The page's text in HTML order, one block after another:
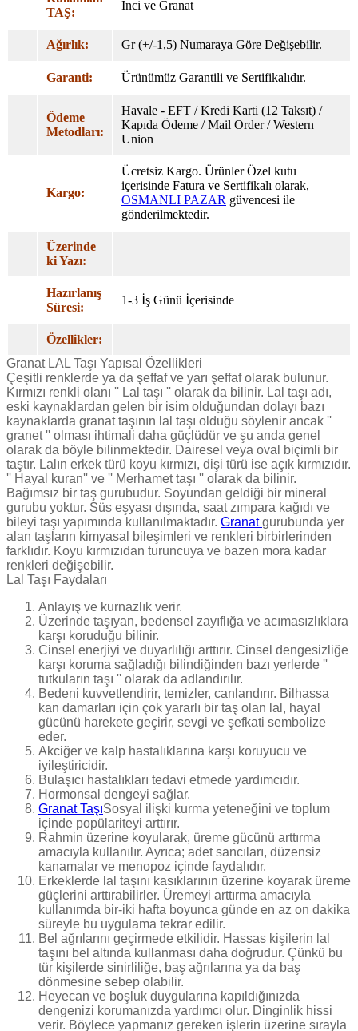
TAŞ:
İnci ve Granat
Ağırlık: Gr (+/-1,5) Numaraya Göre Değişebilir.
Garanti: Ürünümüz Garantili ve Sertifikalıdır.
Ödeme
Metodları:
Havale - EFT / Kredi Karti (12 Taksıt) /
Kapıda Ödeme / Mail Order / Western
Union
Kargo:
Ücretsiz Kargo. Ürünler Özel kutu
içerisinde Fatura ve Sertifikalı olarak,
OSMANLI PAZAR güvencesi ile
gönderilmektedir.
Üzerinde
ki Yazı:
Hazırlanış
Süresi:
1-3 İş Günü İçerisinde
Özellikler:
Granat LAL Taşı Yapısal Özellikleri
Çeşitli renklerde ya da şeffaf ve yarı şeffaf olarak bulunur.
Kırmızı renkli olanı '' Lal taşı '' olarak da bilinir. Lal taşı adı,
eski kaynaklardan gelen bir isim olduğundan dolayı bazı
kaynaklarda granat taşının lal taşı olduğu söylenir ancak ''
granet '' olması ihtimali daha güçlüdür ve şu anda genel
olarak da böyle bilinmektedir. Dairesel veya oval biçimli bir
taştır. Lalın erkek türü koyu kırmızı, dişi türü ise açık kırmızıdır.
'' Hayal kuran'' ve '' Merhamet taşı '' olarak da bilinir.
Bağımsız bir taş gurubudur. Soyundan geldiği bir mineral
gurubu yoktur. Süs eşyası dışında, saat zımpara kağıdı ve
bileyi taşı yapımında kullanılmaktadır. Granatgurubunda yer
alan taşların kimyasal bileşimleri ve renkleri birbirlerinden
farklıdır. Koyu kırmızıdan turuncuya ve bazen mora kadar
renkleri değişebilir.
Lal Taşı Faydaları
Anlayış ve kurnazlık verir.
Üzerinde taşıyan, bedensel zayıflığa ve acımasızlıklara
karşı koruduğu bilinir.
Cinsel enerjiyi ve duyarlılığı arttırır. Cinsel dengesizliğe
karşı koruma sağladığı bilindiğinden bazı yerlerde ''
tutkuların taşı '' olarak da adlandırılır.
Bedeni kuvvetlendirir, temizler, canlandırır. Bilhassa
kan damarları için çok yararlı bir taş olan lal, hayal
gücünü harekete geçirir, sevgi ve şefkati sembolize
eder.
Akciğer ve kalp hastalıklarına karşı koruyucu ve
iyileştiricidir.
Bulaşıcı hastalıkları tedavi etmede yardımcıdır.
Hormonsal dengeyi sağlar.
Granat TaşıSosyal ilişki kurma yeteneğini ve toplum
içinde popülariteyi arttırır.
Rahmin üzerine koyularak, üreme gücünü arttırma
amacıyla kullanılır. Ayrıca; adet sancıları, düzensiz
kanamalar ve menopoz içinde faydalıdır.
Erkeklerde lal taşını kasıklarının üzerine koyarak üreme
güçlerini arttırabilirler. Üremeyi arttırma amacıyla
kullanımda bir-iki hafta boyunca günde en az on dakika
süreyle bu uygulama tekrar edilir.
Bel ağrılarını geçirmede etkilidir. Hassas kişilerin lal
taşını bel altında kullanması daha doğrudur. Çünkü bu
tür kişilerde sinirliliğe, baş ağrılarına ya da baş
dönmesine sebep olabilir.
Heyecan ve boşluk duygularına kapıldığınızda
dengenizi korumanızda yardımcı olur. Dinginlik hissi
verir. Böylece yapmanız gereken işlerin üzerine sırayla